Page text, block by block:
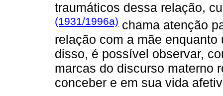
traumáticos dessa relação,
(1931/1996a) chama atenção
relação com a mãe
disso, é possível observar,
marcas do discurso materno
conceber e em sua vida